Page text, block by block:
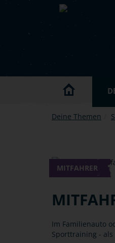
Skip to main content
Deine Themen
MITFAHRER
Im Familienauto
Sporttraining -